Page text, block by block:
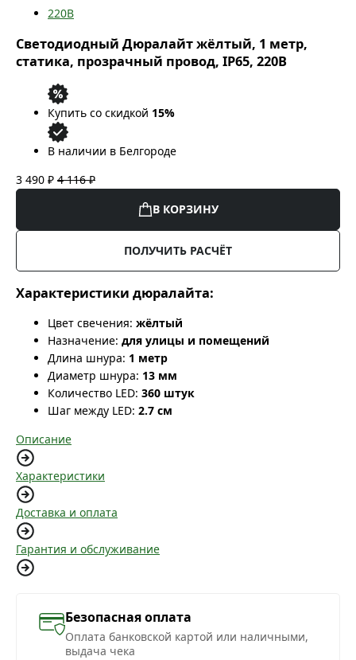
220В
Светодиодный Дюралайт жёлтый, 1 метр,
статика, прозрачный провод, IP65, 220В
Купить со скидкой 15%
В наличии в Белгороде
3 490 ₽ 4 116 ₽
В КОРЗИНУ
ПОЛУЧИТЬ РАСЧЁТ
Характеристики дюралайта:
Цвет свечения: жёлтый
Назначение: для улицы и помещений
Длина шнура: 1 метр
Диаметр шнура: 13 мм
Количество LED: 360 штук
Шаг между LED: 2.7 см
Описание
Характеристики
Доставка и оплата
Гарантия и обслуживание
Безопасная оплата
Оплата банковской картой или наличными,
выдача чека